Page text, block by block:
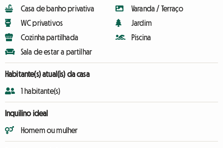
Casa de banho privativa
WC privativos
Cozinha partilhada
Sala de estar a partilhar
Varanda / Terraço
Jardim
Piscina
Habitante(s) atual(is) da casa
1 habitante(s)
Inquilino ideal
Homem ou mulher